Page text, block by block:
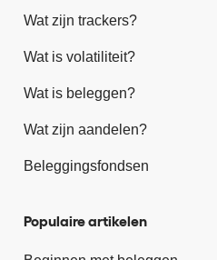
Wat zijn trackers?
Wat is volatiliteit?
Wat is beleggen?
Wat zijn aandelen?
Beleggingsfondsen
Populaire artikelen